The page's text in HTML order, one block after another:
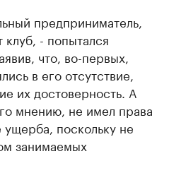
предприниматель,
- попытался
что, во-первых,
в его отсутствие,
их достоверность. А
мнению, не имел права
поскольку не
занимаемых